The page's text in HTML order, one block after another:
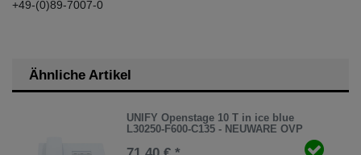
+49-(0)89-7007-0
Ähnliche Artikel
UNIFY Openstage 10 T in ice blue
L30250-F600-C135 - NEUWARE OVP